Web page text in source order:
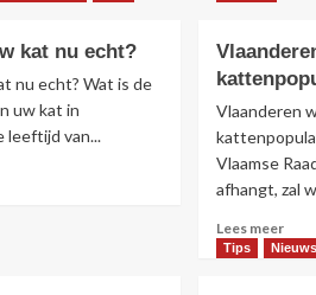
kat nu echt?
nu echt? Wat is de
uw kat in
leeftijd van...
Vlaanderen
Vlaamse
afhangt, zal
Lees meerLees
meer
Tips Nieuws